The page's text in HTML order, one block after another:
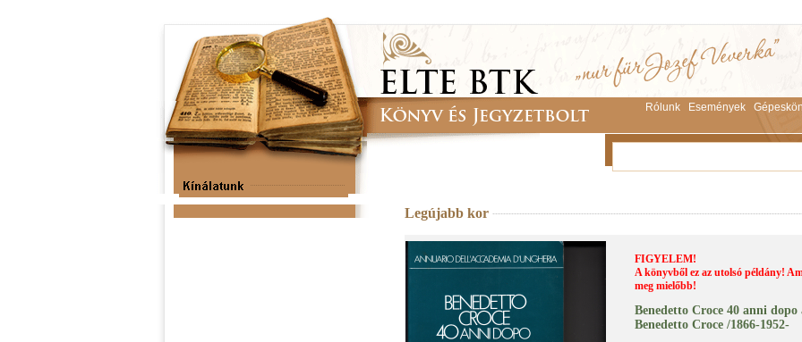
Rólunk Események
Legújabb kor
FIGYELEM!
A könyvből ez az utolsó példány!
meg mielőbb!
Benedetto Croce 40 anni
Benedetto Croce /1866-1952-